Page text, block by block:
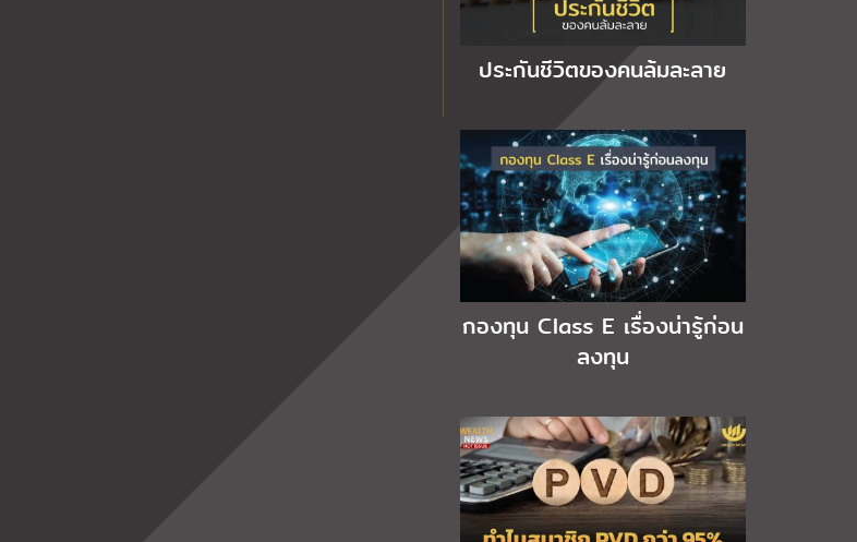
ประกันชีวิตของคนล้มละลาย
กองทุน Class E เรื่องน่ารู้ก่อน
ลงทุน